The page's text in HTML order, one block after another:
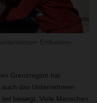
Grenzregion hat
das Unternehmen
bewegt. Viele Menschen